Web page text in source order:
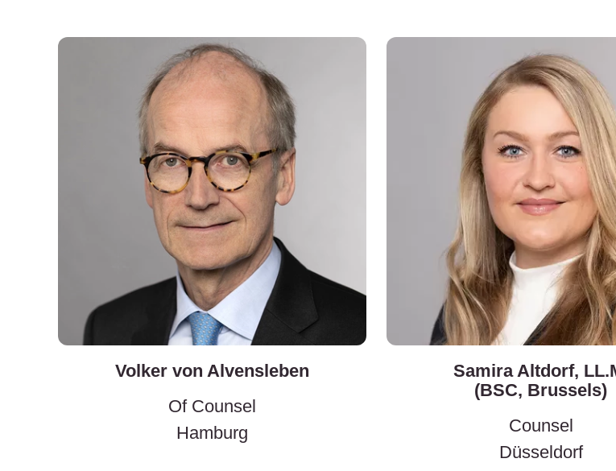
Volker von Alvensleben
Of Counsel
Hamburg
Samira Altdorf,
(BSC, Brussels)
Counsel
Düsseldorf